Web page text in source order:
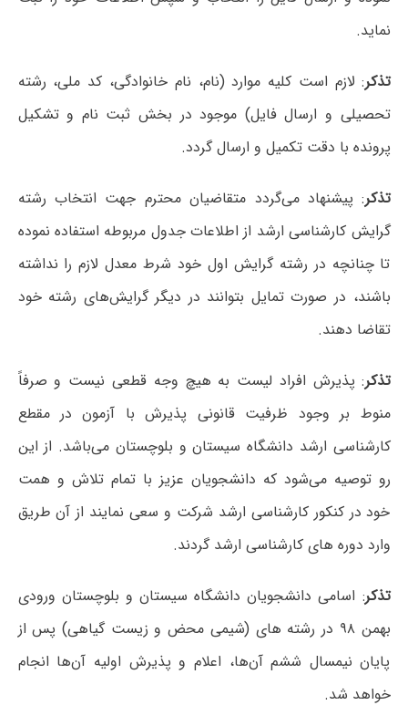
نماید.
تذکر: لازم است کلیه موارد (نام، نام خانوادگی، کد ملی، رشته
تحصیلی و ارسال فایل) موجود در بخش ثبت نام و تشکیل
پرونده با دقت تکمیل و ارسال گردد.
تذکر: پیشنهاد می‌گردد متقاضیان محترم جهت انتخاب رشته
گرایش کارشناسی ارشد از اطلاعات جدول مربوطه استفاده نموده
تا چنانچه در رشته گرایش اول خود شرط معدل لازم را نداشته
باشند، در صورت تمایل بتوانند در دیگر گرایش‌های رشته خود
تقاضا دهند.
تذکر: پذیرش افراد لیست به هیچ وجه قطعی نیست و صرفاً
منوط بر وجود ظرفیت قانونی پذیرش با آزمون در مقطع
کارشناسی ارشد دانشگاه سیستان و بلوچستان می‌باشد. از این
رو توصیه می‌شود که دانشجویان عزیز با تمام تلاش و همت
خود در کنکور کارشناسی ارشد شرکت و سعی نمایند از آن طریق
وارد دوره های کارشناسی ارشد گردند.
تذکر: اسامی دانشجویان دانشگاه سیستان و بلوچستان ورودی
بهمن ۹۸ در رشته های (شیمی محض و زیست گیاهی) پس از
پایان نیمسال ششم آن‌ها، اعلام و پذیرش اولیه آن‌ها انجام
خواهد شد.